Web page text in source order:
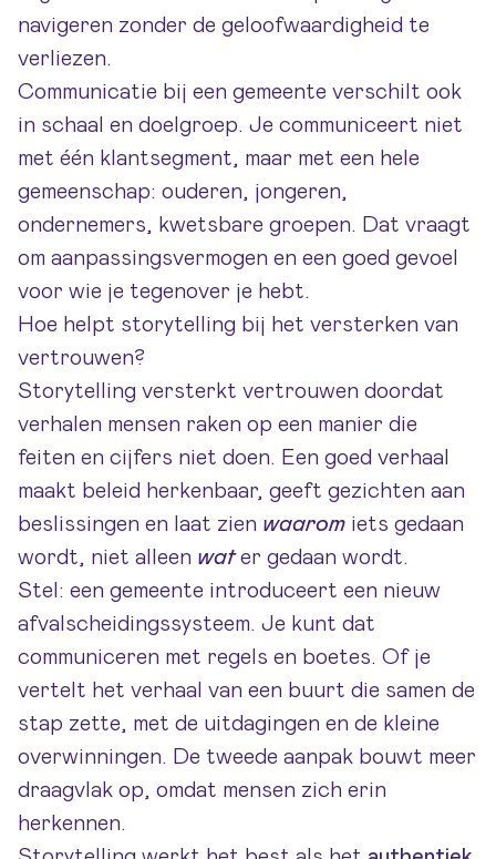
navigeren zonder de geloofwaardigheid te
verliezen.
Communicatie bij een gemeente verschilt ook
in schaal en doelgroep. Je communiceert niet
met één klantsegment, maar met een hele
gemeenschap: ouderen, jongeren,
ondernemers, kwetsbare groepen. Dat vraagt
om aanpassingsvermogen en een goed gevoel
voor wie je tegenover je hebt.
Hoe helpt storytelling bij het versterken van
vertrouwen?
Storytelling versterkt vertrouwen doordat
verhalen mensen raken op een manier die
feiten en cijfers niet doen. Een goed verhaal
maakt beleid herkenbaar, geeft gezichten aan
beslissingen en laat zien waarom iets gedaan
wordt, niet alleen water gedaan wordt.
Stel: een gemeente introduceert een nieuw
afvalscheidingssysteem. Je kunt dat
communiceren met regels en boetes. Of je
vertelt het verhaal van een buurt die samen de
stap zette, met de uitdagingen en de kleine
overwinningen. De tweede aanpak bouwt meer
draagvlak op, omdat mensen zich erin
herkennen.